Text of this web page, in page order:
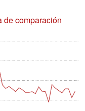
de comparación